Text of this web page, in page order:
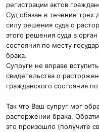
регистрации актов
Суд обязан в течение трех
силу решения суда о
этого решения суда в
состояния по месту
брака.
Супруги не вправе
свидетельства о
гражданского состояния
Так что Ваш супруг мог
расторжении брака.
это произошло (получите